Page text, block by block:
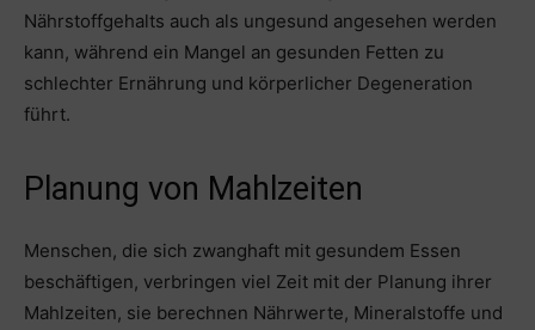
Nährstoffgehalts auch als ungesund angesehen werden
kann, während ein Mangel an gesunden Fetten zu
schlechter Ernährung und körperlicher Degeneration
führt.
Planung von Mahlzeiten
Menschen, die sich zwanghaft mit gesundem Essen
beschäftigen, verbringen viel Zeit mit der Planung ihrer
Mahlzeiten, sie berechnen Nährwerte, Mineralstoffe und